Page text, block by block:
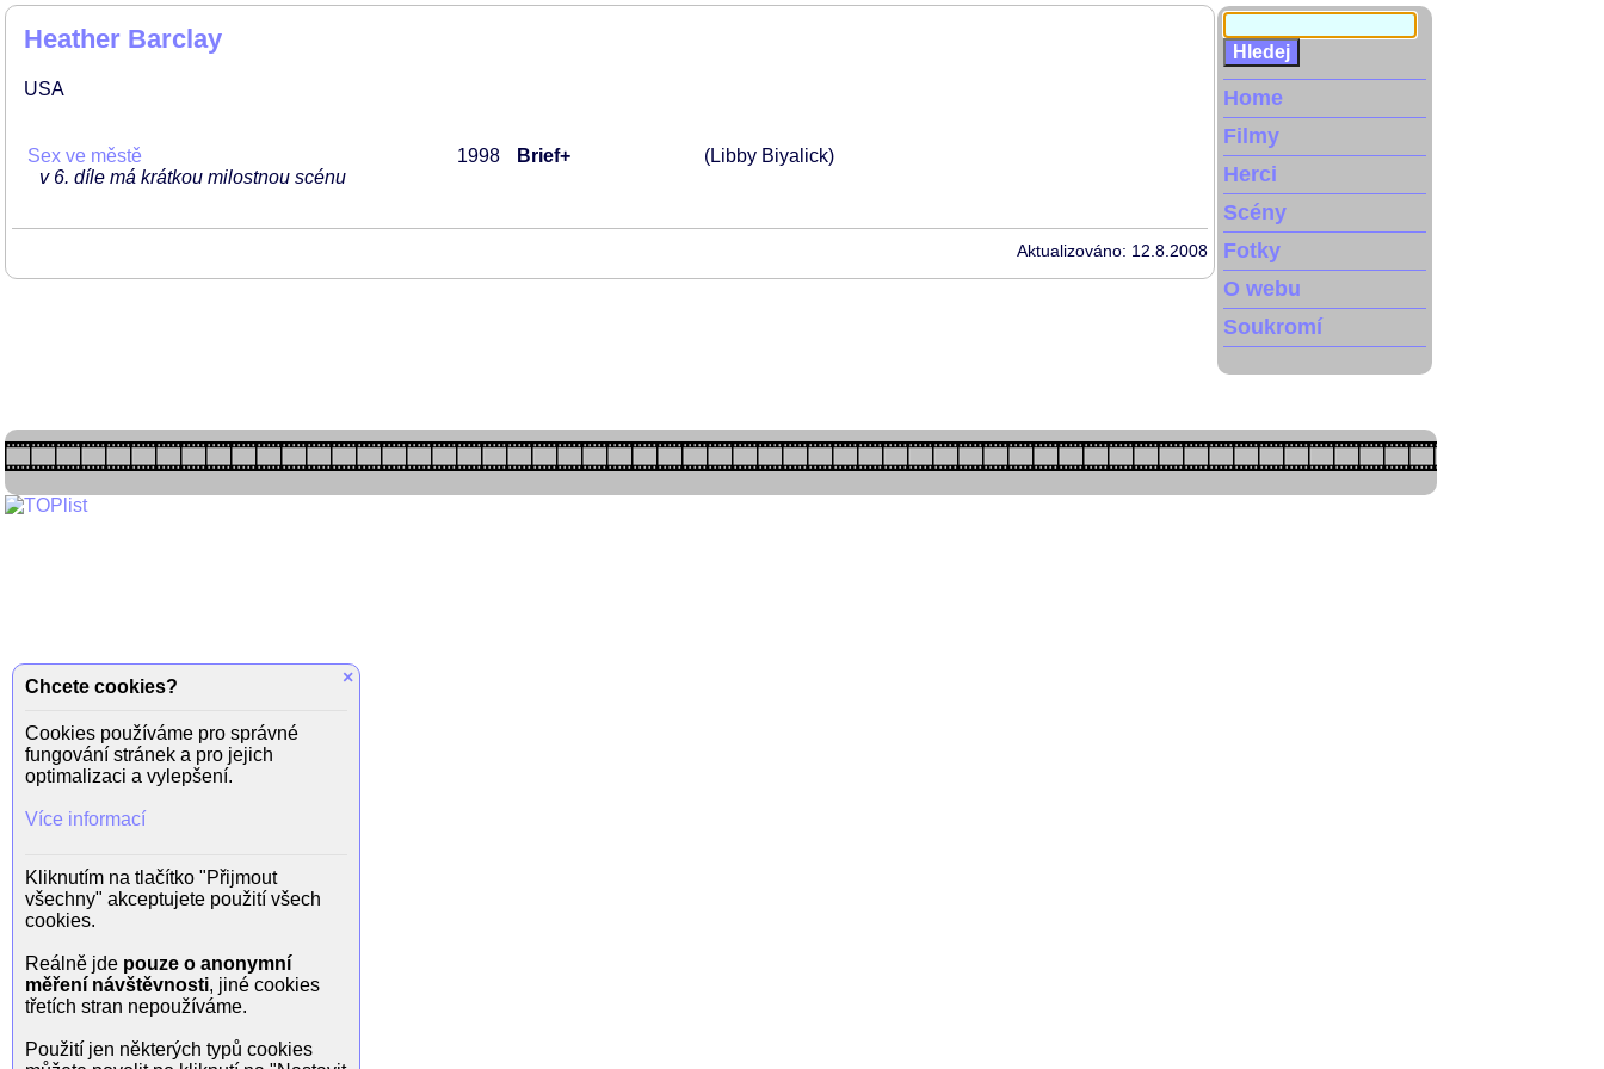
Heather Barclay
USA
Sex ve městě 1998 Brief+
(Libby Biyalick)
v 6. díle má krátkou milostnou scénu
Aktualizováno: 12.8.2008
Home
Filmy
Herci
Scény
Fotky
O webu
Soukromí
×
Chcete cookies?
Cookies používáme pro správné
fungování stránek a pro jejich
optimalizaci a vylepšení.
Více informací
Kliknutím na tlačítko "Přijmout
všechny" akceptujete použití všech
cookies.
Reálně jde pouze o anonymní
měření návštěvnosti, jiné cookies
třetích stran nepoužíváme.
Použití jen některých typů cookies